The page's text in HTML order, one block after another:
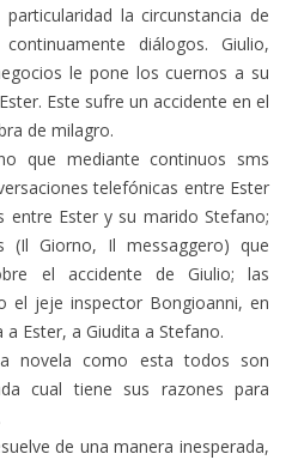
la circunstancia de
diálogos. Giulio,
le pone los cuernos a su
Este sufre un accidente en el
de milagro.
que mediante continuos sms
telefónicas entre Ester
entre Ester y su marido Stefano;
(Il Giorno, Il messaggero) que
el accidente de Giulio; las
el jeje inspector Bongioanni, en
Ester, a Giudita a Stefano.
novela como esta todos son
cual tiene sus razones para
de una manera inesperada,